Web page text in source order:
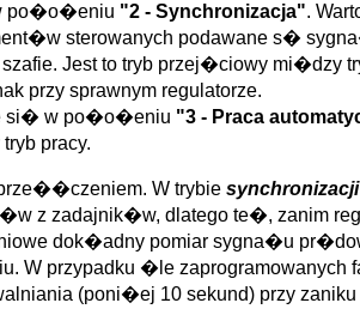
po�o�eniu "2 - Synchronizacja".
sterowanych podawane s�
Jest to tryb przej�ciowy mi�dzy
przy sprawnym regulatorze.
si� w po�o�eniu "3 - Praca
pracy.
W trybie synchronizacji
z zadajnik�w, dlatego te�, zanim
dok�adny pomiar sygna�u
przypadku �le
(poni�ej 10 sekund) przy